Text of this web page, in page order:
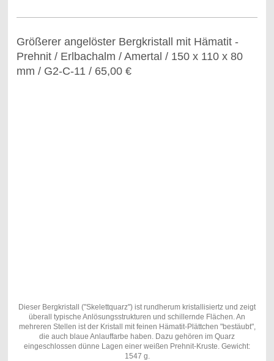
Größerer angelöster Bergkristall mit Hämatit -
Prehnit / Erlbachalm / Amertal / 150 x 110 x 80
mm / G2-C-11 / 65,00 €
Dieser Bergkristall ("Skelettquarz") ist rundherum kristallisiertz und zeigt
überall typische Anlösungsstrukturen und schillernde Flächen. An
mehreren Stellen ist der Kristall mit feinen Hämatit-Plättchen "bestäubt",
die auch blaue Anlauffarbe haben. Dazu gehören im Quarz
eingeschlossen dünne Lagen einer weißen Prehnit-Kruste. Gewicht:
1547 g.